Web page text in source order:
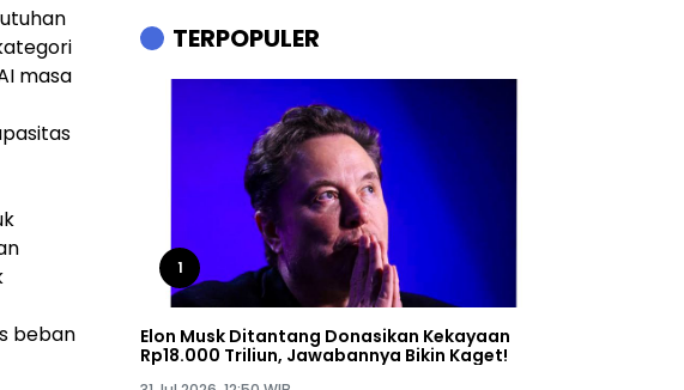
masa
beban
TERPOPULER
1
Elon Musk Ditantang Donasikan Kekayaan
Rp18.000 Triliun, Jawabannya Bikin Kaget!